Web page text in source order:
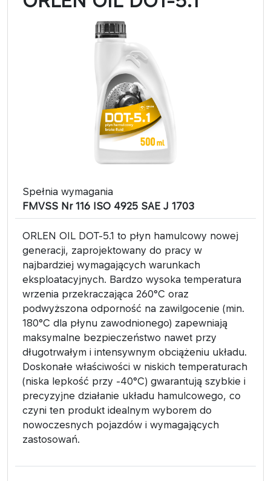
Spełnia wymagania
FMVSS Nr 116 ISO 4925 SAE J 1703
ORLEN OIL DOT-5.1 to płyn hamulcowy nowej
generacji, zaprojektowany do pracy w
najbardziej wymagających warunkach
eksploatacyjnych. Bardzo wysoka temperatura
wrzenia przekraczająca 260°C oraz
podwyższona odporność na zawilgocenie (min.
180°C dla płynu zawodnionego) zapewniają
maksymalne bezpieczeństwo nawet przy
długotrwałym i intensywnym obciążeniu układu.
Doskonałe właściwości w niskich temperaturach
(niska lepkość przy -40°C) gwarantują szybkie i
precyzyjne działanie układu hamulcowego, co
czyni ten produkt idealnym wyborem do
nowoczesnych pojazdów i wymagających
zastosowań.